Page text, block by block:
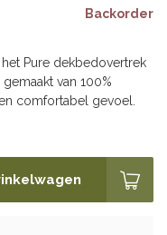
Backorder
Pure dekbedovertrek
van 100%
comfortabel gevoel.